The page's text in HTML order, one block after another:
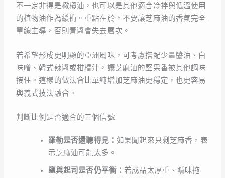
不一定非得是橄欖油，也可以是其他適合冷拌與低溫使用
的植物油作為緩衝。重點在於，不要讓芝麻油的香氣完全
單線主導，否則青醬會失去層次。
若希望形成更明顯的亞洲風味，可考慮搭配少量醬油、白
味噌、韓式辣醬或柑橘汁，讓芝麻油的堅果香被其他調味
接住。這樣的做法會比單純增加芝麻油更穩定，也更容易
與義式技法融合。
判斷比例是否適合的三個信號
羅勒是否還聽得見： 如果聞起來只剩芝麻香，表
示芝麻油可能太多。
鹽與起司是否仍平衡：若成品太厚重、鹹味拖